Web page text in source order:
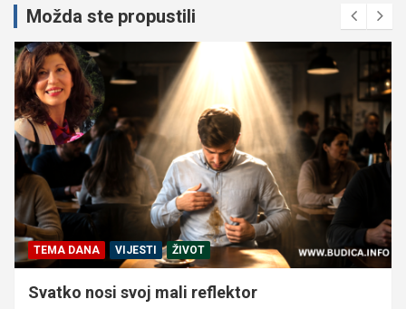
Možda ste propustili
TEMA DANA VIJESTI ŽIVOT
Svatko nosi svoj mali reflektor